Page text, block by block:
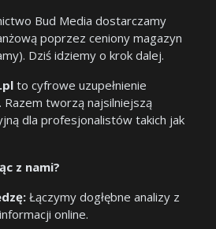
Bud Media dostarczamy
poprzez ceniony magazyn
Dziś idziemy o krok dalej.
to cyfrowe uzupełnienie
Razem tworzą najsilniejszą
dla profesjonalistów takich jak
z nami?
Łączymy dogłębne analizy z
online.